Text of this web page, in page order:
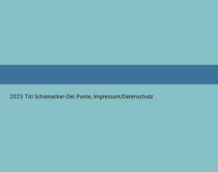
2025 Titi Schomacker-Del Ponte, Impressum/Datenschutz